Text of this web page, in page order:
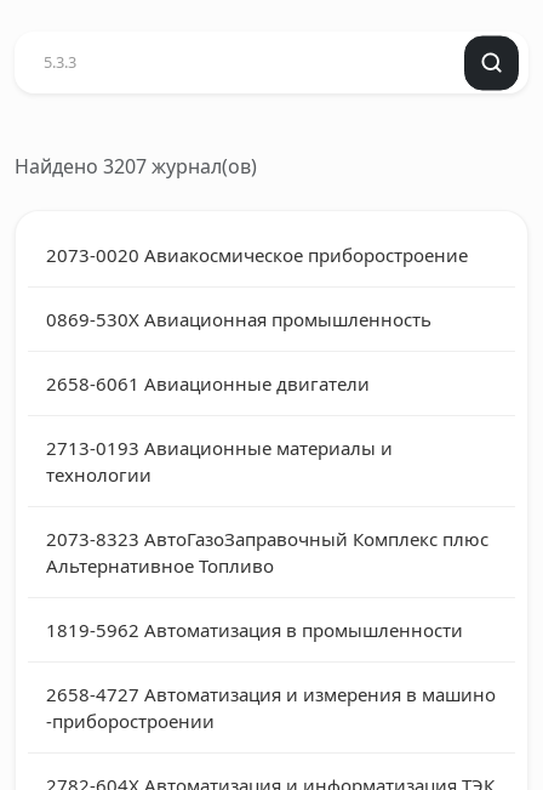
Найдено 3207 журнал(ов)
2073-0020 Авиакосмическое приборостроение
0869-530X Авиационная промышленность
2658-6061 Авиационные двигатели
2713-0193 Авиационные материалы и
технологии
2073-8323 АвтоГазоЗаправочный Комплекс плюс
Альтернативное Топливо
1819-5962 Автоматизация в промышленности
2658-4727 Автоматизация и измерения в машино
-приборостроении
2782-604X Автоматизация и информатизация ТЭК